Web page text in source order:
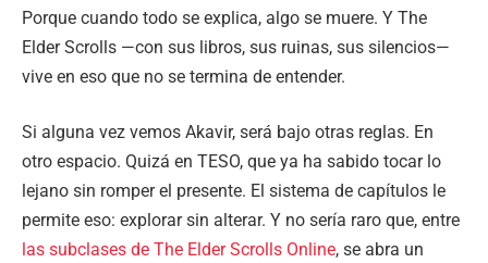
Porque cuando todo se explica, algo se muere. Y The
Elder Scrolls —con sus libros, sus ruinas, sus silencios—
vive en eso que no se termina de entender.
Si alguna vez vemos Akavir, será bajo otras reglas. En
otro espacio. Quizá en TESO, que ya ha sabido tocar lo
lejano sin romper el presente. El sistema de capítulos le
permite eso: explorar sin alterar. Y no sería raro que, entre
las subclases de The Elder Scrolls Online, se abra un